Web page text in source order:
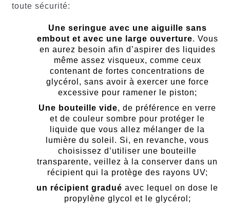
toute sécurité:
Une seringue avec une aiguille sans
embout et avec une large ouverture. Vous
en aurez besoin afin d’aspirer des liquides
même assez visqueux, comme ceux
contenant de fortes concentrations de
glycérol, sans avoir à exercer une force
excessive pour ramener le piston;
Une bouteille vide, de préférence en verre
et de couleur sombre pour protéger le
liquide que vous allez mélanger de la
lumière du soleil. Si, en revanche, vous
choisissez d’utiliser une bouteille
transparente, veillez à la conserver dans un
récipient qui la protège des rayons UV;
un récipient gradué avec lequel on dose le
propylène glycol et le glycérol;